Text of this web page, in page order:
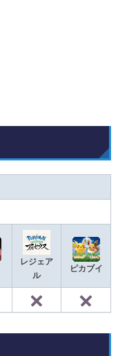
レジェア
ル
ピカブイ